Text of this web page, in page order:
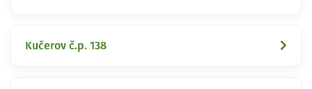
Kučerov č.p. 138